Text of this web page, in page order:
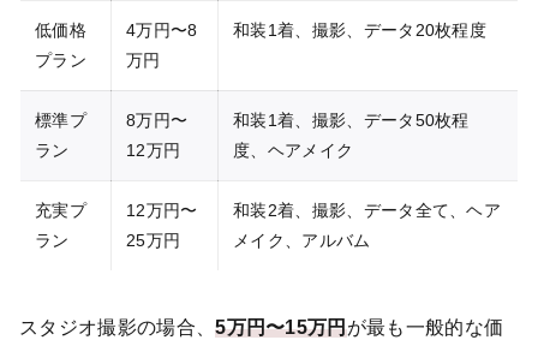
低価格
プラン
4万円〜8
万円
和装1着、撮影、データ20枚程度
標準プ
ラン
8万円〜
12万円
和装1着、撮影、データ50枚程
度、ヘアメイク
充実プ
ラン
12万円〜
25万円
和装2着、撮影、データ全て、ヘア
メイク、アルバム
スタジオ撮影の場合、5万円〜15万円が最も一般的な価